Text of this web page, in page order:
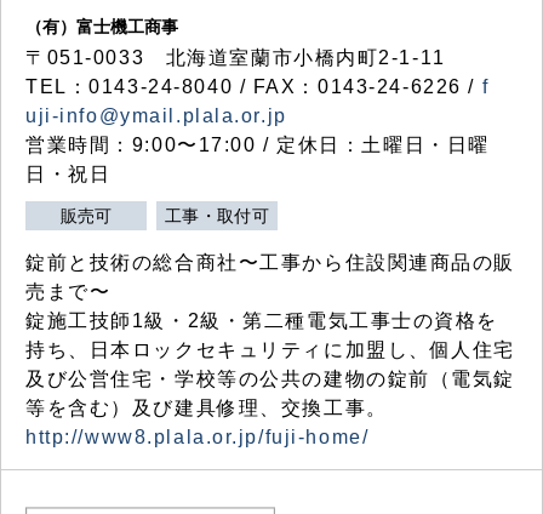
（有）富士機工商事
〒051-0033 北海道室蘭市小橋内町2-1-11
TEL：0143-24-8040 / FAX：0143-24-6226 / f
uji-info@ymail.plala.or.jp
営業時間：9:00〜17:00 / 定休日：土曜日・日曜
日・祝日
販売可 工事・取付可
錠前と技術の総合商社〜工事から住設関連商品の販
売まで〜
錠施工技師1級・2級・第二種電気工事士の資格を
持ち、日本ロックセキュリティに加盟し、個人住宅
及び公営住宅・学校等の公共の建物の錠前（電気錠
等を含む）及び建具修理、交換工事。
http://www8.plala.or.jp/fuji-home/